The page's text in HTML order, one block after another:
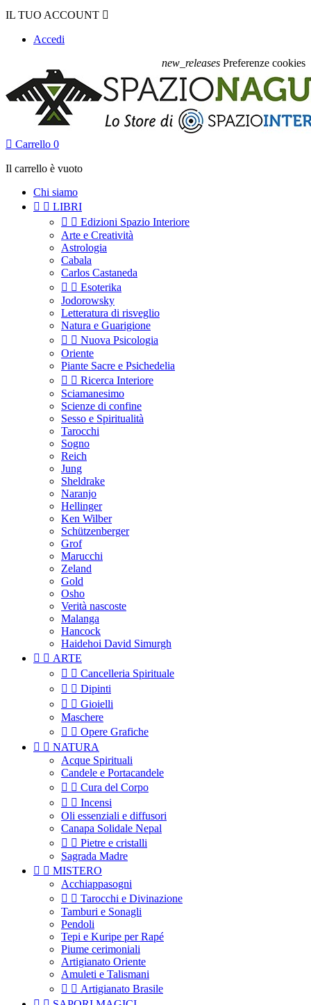
IL TUO ACCOUNT 
Accedi
new_releases Preferenze cookies
 Carrello 0
Il carrello è vuoto
Chi siamo
  LIBRI
  Edizioni Spazio Interiore
Arte e Creatività
Astrologia
Cabala
Carlos Castaneda
  Esoterika
Jodorowsky
Letteratura di risveglio
Natura e Guarigione
  Nuova Psicologia
Oriente
Piante Sacre e Psichedelia
  Ricerca Interiore
Sciamanesimo
Scienze di confine
Sesso e Spiritualità
Tarocchi
Sogno
Reich
Jung
Sheldrake
Naranjo
Hellinger
Ken Wilber
Schützenberger
Grof
Marucchi
Zeland
Gold
Osho
Verità nascoste
Malanga
Hancock
Haidehoi David Simurgh
  ARTE
  Cancelleria Spirituale
  Dipinti
  Gioielli
Maschere
  Opere Grafiche
  NATURA
Acque Spirituali
Candele e Portacandele
  Cura del Corpo
  Incensi
Oli essenziali e diffusori
Canapa Solidale Nepal
  Pietre e cristalli
Sagrada Madre
  MISTERO
Acchiappasogni
  Tarocchi e Divinazione
Tamburi e Sonagli
Pendoli
Tepi e Kuripe per Rapé
Piume cerimoniali
Artigianato Oriente
Amuleti e Talismani
  Artigianato Brasile